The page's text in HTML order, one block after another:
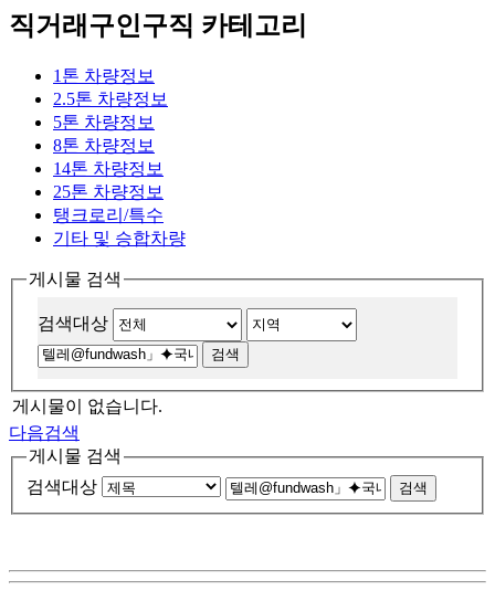
직거래구인구직 카테고리
1톤 차량정보
2.5톤 차량정보
5톤 차량정보
8톤 차량정보
14톤 차량정보
25톤 차량정보
탱크로리/특수
기타 및 승합차량
게시물 검색
검색대상
게시물이 없습니다.
다음검색
게시물 검색
검색대상